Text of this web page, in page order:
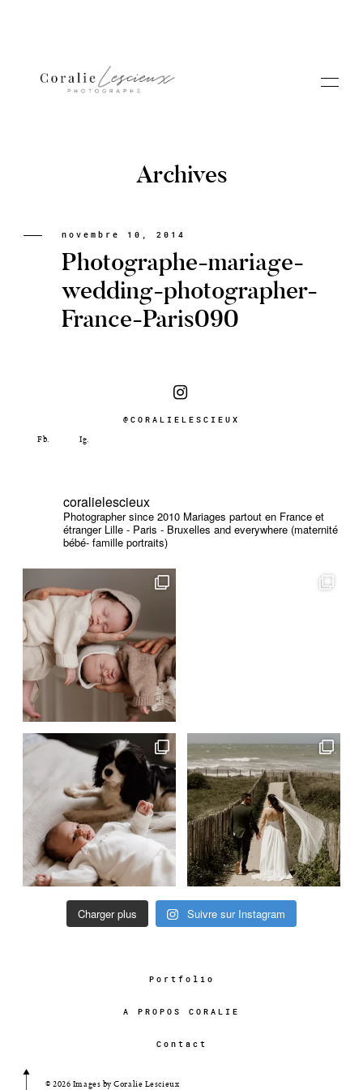
Portfolio
A PROPOS CORALIE
Archives
novembre 10, 2014
Photographe-mariage-
wedding-photographer-
France-Paris090
@CORALIELESCIEUX
coralielescieux
Photographer since 2010 Mariages partout en France et
étranger Lille - Paris - Bruxelles and everywhere (maternité
bébé- famille portraits)
Charger plus Suivre sur Instagram
Portfolio
A PROPOS CORALIE
Contact
© 2026 Images by Coralie Lescieux